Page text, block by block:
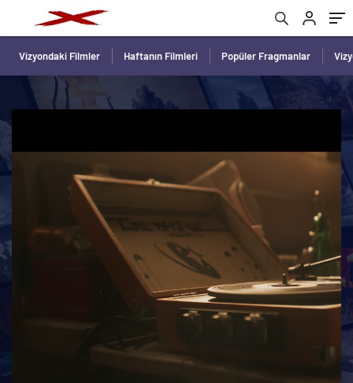
Vizyondaki Filmler Haftanın Filmleri Popüler Fragmanlar